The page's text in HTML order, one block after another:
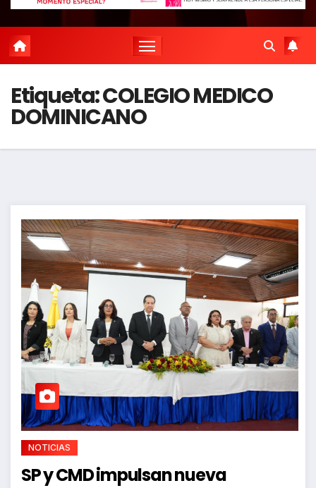
Etiqueta:COLEGIO MEDICO
DOMINICANO
NOTICIAS
SP y CMD impulsan nueva